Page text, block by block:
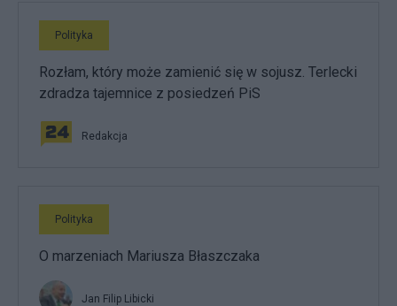
Polityka
Rozłam, który może zamienić się w sojusz. Terlecki
zdradza tajemnice z posiedzeń PiS
Redakcja
Polityka
O marzeniach Mariusza Błaszczaka
Jan Filip Libicki